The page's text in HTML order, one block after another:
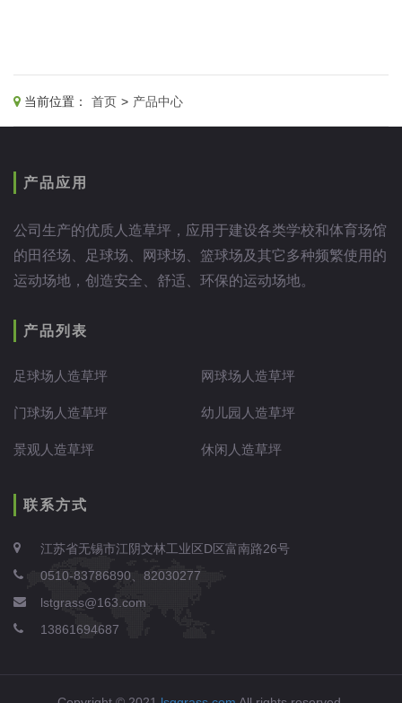
当前位置： 首页 > 产品中心
产品应用
公司生产的优质人造草坪，应用于建设各类学校和体育场馆
的田径场、足球场、网球场、篮球场及其它多种频繁使用的
运动场地，创造安全、舒适、环保的运动场地。
产品列表
足球场人造草坪 网球场人造草坪
门球场人造草坪 幼儿园人造草坪
景观人造草坪 休闲人造草坪
联系方式
江苏省无锡市江阴文林工业区D区富南路26号
0510-83786890、82030277
lstgrass@163.com
13861694687